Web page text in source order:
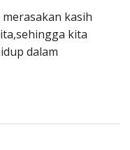
kasih
kita
dalam